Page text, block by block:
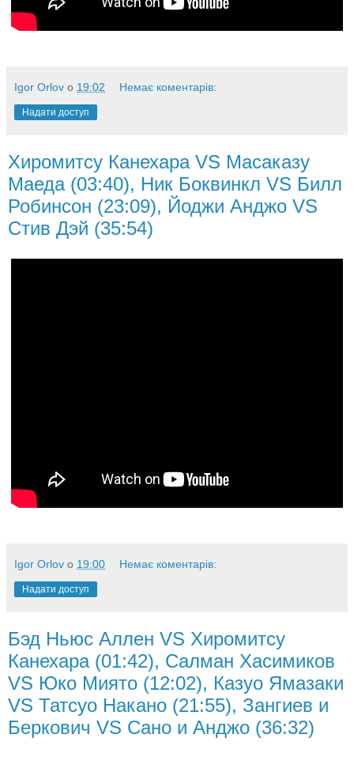
Igor Orlov о 19:02 Немає коментарів:
Надати доступ
Хиромитсу Канехара VS Масаказу
Маеда (03:40), Ник Боквинкл VS Билл
Робинсон (23:09), Йоджи Анджо VS
Стив Дэй (35:54)
Igor Orlov о 19:00 Немає коментарів:
Надати доступ
Бэд Ньюс Аллен VS Хиромитсу
Канехара (01:42), Салман Хасимиков
VS Юко Миято (12:02), Казуо Ямазаки
VS Татсуо Накано (21:55), Зангиев и
Беркович VS Сано и Анджо (36:32)